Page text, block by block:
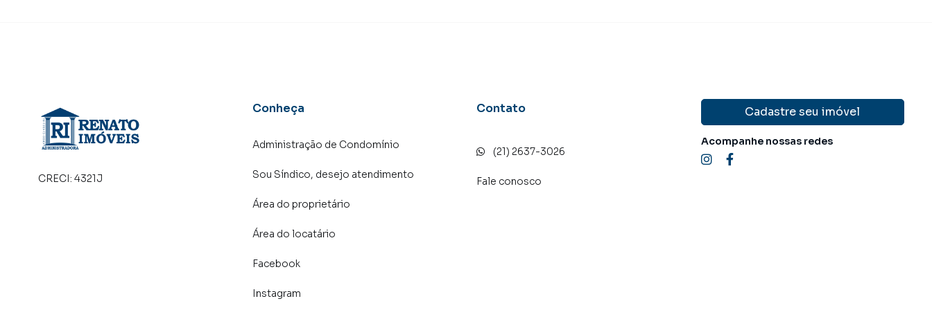
CRECI: 4321J
Conheça
Administração de Condomínio
Sou Síndico, desejo atendimento
Área do proprietário
Área do locatário
Facebook
Instagram
Contato
(21) 2637-3026
Fale conosco
Cadastre seu imóvel
Acompanhe nossas redes